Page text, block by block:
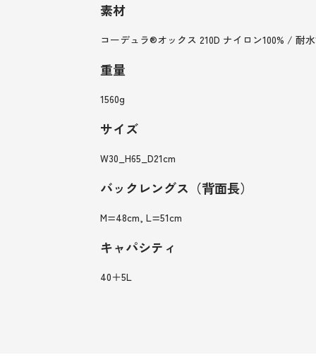
素材
コーデュラ®オックス 210D ナイロン100% / 耐
重量
1560g
サイズ
W30_H65_D21cm
バックレングス（背面長）
M=48cm, L=51cm
キャパシティ
40＋5L